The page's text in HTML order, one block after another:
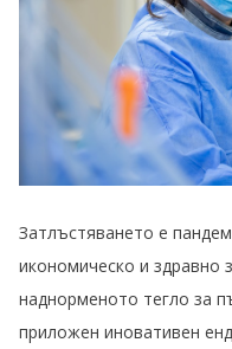
Затлъстяването е
икономическо и здравно
наднорменото тегло за
приложен иновативен